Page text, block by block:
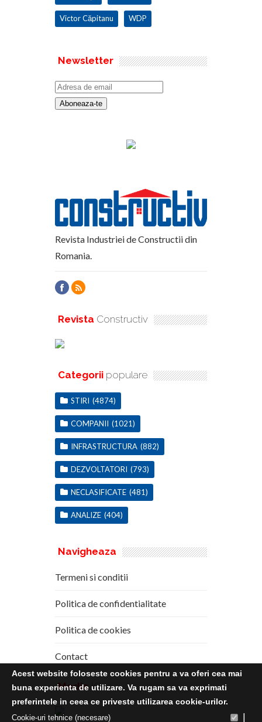
Victor Căpitanu WDP
Newsletter
Revista Industriei de Constructii din
Romania.
Revista Constructiv
Categorii populare
STIRI (4874)
COMPANII (1021)
INFRASTRUCTURA (882)
DEZVOLTATORI (793)
NECLASIFICATE (481)
ANALIZE (404)
Navigheaza
Termeni si conditii
Politica de confidentialitate
Politica de cookies
Contact
Media Kit
Acest website foloseste cookies pentru a va oferi cea mai
buna experienta de utilizare. Va rugam sa va exprimati
preferintele in ceea ce priveste utilizarea cookie-urilor.
Cookie-uri tehnice (necesare)